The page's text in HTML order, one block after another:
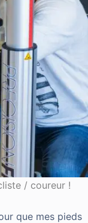
/ coureur !
que mes pieds